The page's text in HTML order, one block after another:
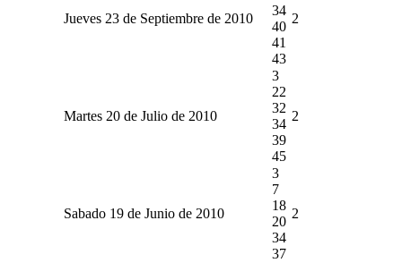
Jueves 23 de Septiembre de 2010
34
40
41
43
2
Martes 20 de Julio de 2010
3
22
32
34
39
45
2
Sabado 19 de Junio de 2010
3
7
18
20
34
37
2